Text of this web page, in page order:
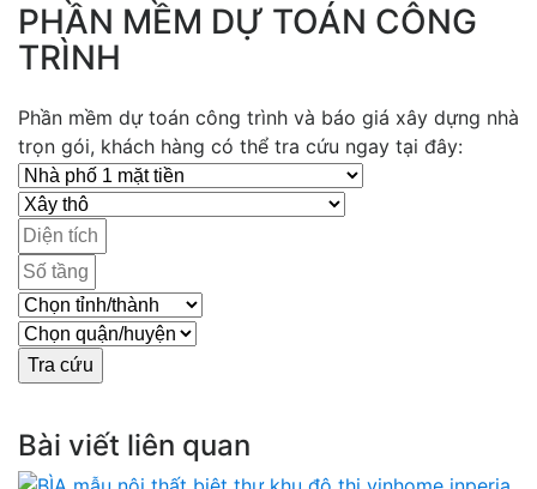
PHẦN MỀM DỰ TOÁN CÔNG
TRÌNH
Phần mềm dự toán công trình và báo giá xây dựng nhà
trọn gói, khách hàng có thể tra cứu ngay tại đây:
Bài viết liên quan